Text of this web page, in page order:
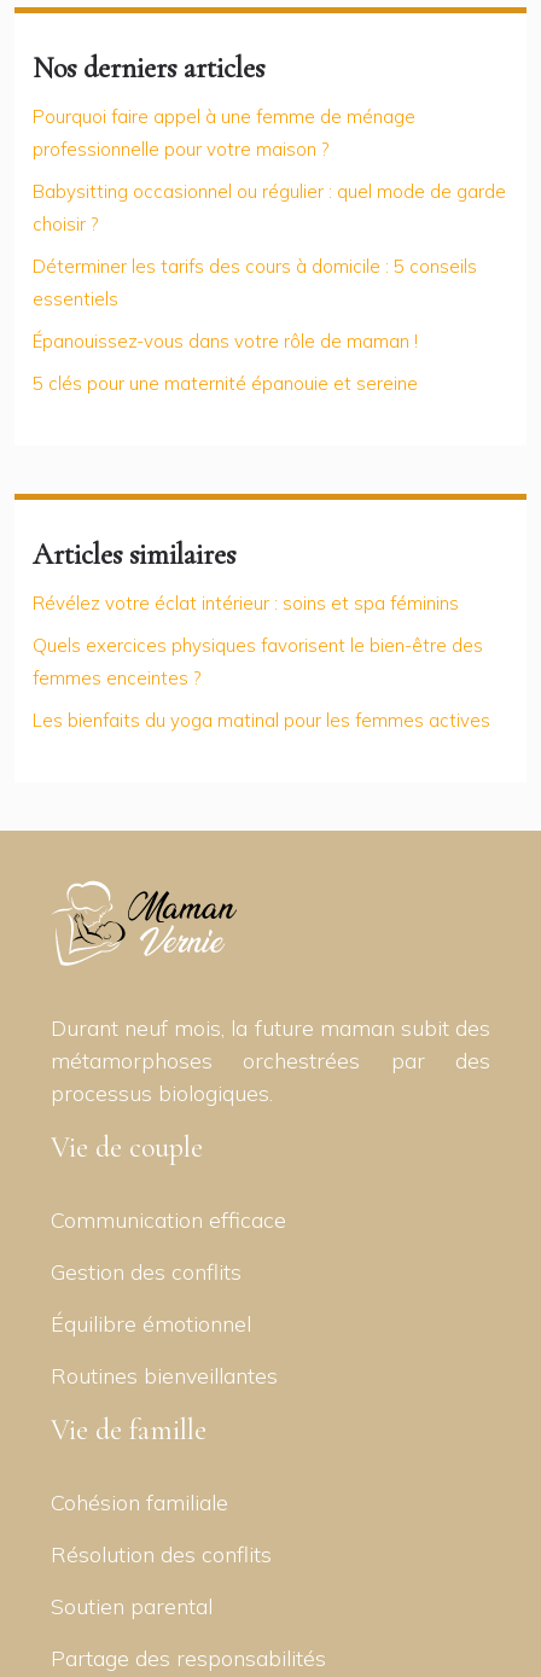
Nos derniers articles
Pourquoi faire appel à une femme de ménage
professionnelle pour votre maison ?
Babysitting occasionnel ou régulier : quel mode de garde
choisir ?
Déterminer les tarifs des cours à domicile : 5 conseils
essentiels
Épanouissez-vous dans votre rôle de maman !
5 clés pour une maternité épanouie et sereine
Articles similaires
Révélez votre éclat intérieur : soins et spa féminins
Quels exercices physiques favorisent le bien-être des
femmes enceintes ?
Les bienfaits du yoga matinal pour les femmes actives
Durant neuf mois, la future maman subit des
métamorphoses orchestrées par des
processus biologiques.
Vie de couple
Communication efficace
Gestion des conflits
Équilibre émotionnel
Routines bienveillantes
Vie de famille
Cohésion familiale
Résolution des conflits
Soutien parental
Partage des responsabilités